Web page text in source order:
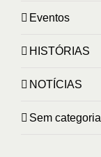
Eventos
HISTÓRIAS
NOTÍCIAS
Sem categoria